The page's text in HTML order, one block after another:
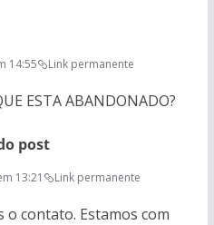
14:55 Link permanente
ESTA ABANDONADO?
post
13:21 Link permanente
o contato. Estamos com